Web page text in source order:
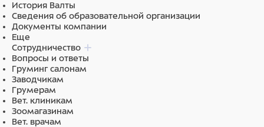
в школах груминга.
Основные характеристики:
Материал каркаса: сталь с полимерно-
порошковым покрытием.
Цвет каркаса: белый.
Материал столешницы: фанерный лист толщиной
10 мм, покрытый противоскользящей резиной
"монетка".
Габариты столешницы: 1240х640 мм.
История Валты
Сведения об образовательной организации
Документы компании
Еще
Сотрудничество
Вопросы и ответы
Груминг салонам
Заводчикам
Грумерам
Вет. клиникам
Зоомагазинам
Вет. врачам